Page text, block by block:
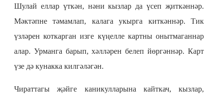
Шулай еллар үткән, нәни кызлар да үсеп җиткәннәр.
Мәктәпне тәмамлап, калага укырга киткәннәр. Тик
үзләрен коткарган изге күңелле картны онытмаганнар
алар. Урманга барып, хәлләрен белеп йөргәннәр. Карт
үзе дә кунакка килгәләгән.
Чираттагы җәйге каникулларына кайткач, кызлар,